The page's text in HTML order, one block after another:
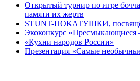
Открытый турнир по игре
памяти их жертв
STUNT-ПОКАТУШКИ,
Экоконкурс «Пресмыкающиеся
«Кухни народов России»
Презентация «Самые